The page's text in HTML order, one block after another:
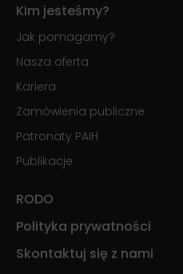
Kim jesteśmy?
Jak pomagamy?
Nasza oferta
Kariera
Zamówienia publiczne
Patronaty PAIH
Publikacje
RODO
Polityka prywatności
Skontaktuj się z nami